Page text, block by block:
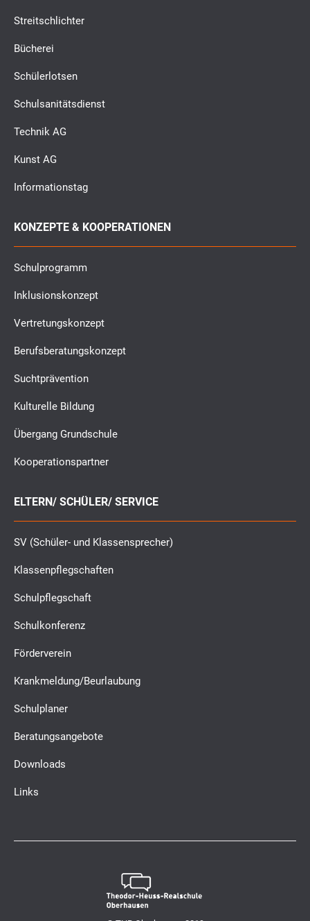
Streitschlichter
Bücherei
Schülerlotsen
Schulsanitätsdienst
Technik AG
Kunst AG
Informationstag
KONZEPTE & KOOPERATIONEN
Schulprogramm
Inklusionskonzept
Vertretungskonzept
Berufsberatungskonzept
Suchtprävention
Kulturelle Bildung
Übergang Grundschule
Kooperationspartner
ELTERN/ SCHÜLER/ SERVICE
SV (Schüler- und Klassensprecher)
Klassenpflegschaften
Schulpflegschaft
Schulkonferenz
Förderverein
Krankmeldung/Beurlaubung
Schulplaner
Beratungsangebote
Downloads
Links